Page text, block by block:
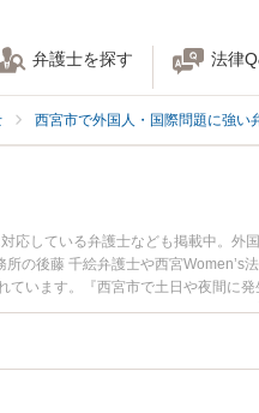
弁護士を探す 法律
西宮市で外国人・国際問題に強い
している弁護士なども掲載中。外
の後藤 千絵弁護士や西宮Women’s
います。『西宮市で土日や夜間に
無料で国際結婚を法律相談できる